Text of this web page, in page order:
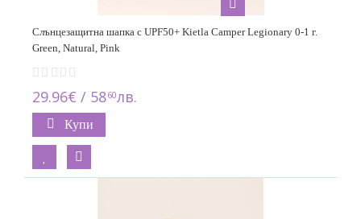
Слънцезащитна шапка с UPF50+ Kietla Camper Legionary 0-1 г.
Green, Natural, Pink
29.96€ / 5860лв.
Купи